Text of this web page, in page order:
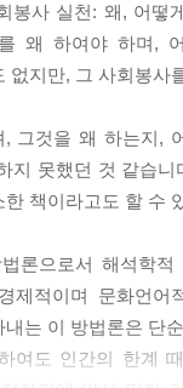
연 필요한가? 192
동을 위한 전략 기
체적으로 이끌어
교단도 2022년도
넘은 교회가 되면
회봉사 실천, 왜 해
고 한다면, 이 세
길이며, 이 세상을
하진 않는다. 믿음
상의 모습은 종말
봉사 실천: 왜, 어
왜 하여야 하며,
없지만, 그 사회봉
, 그것을 왜 하는지,
지 못했던 것 같습
책이라고도 할 수
론으로서 해석학
제적이며 문화언
는 이 방법론은 단
여도 인간의 한계